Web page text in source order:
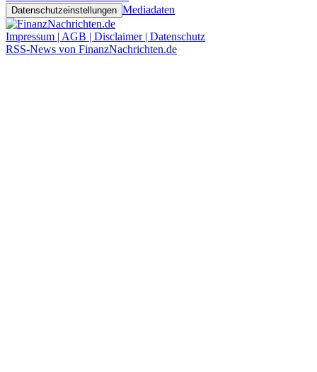
Datenschutzeinstellungen Mediadaten
Impressum | AGB | Disclaimer | Datenschutz
RSS-News von FinanzNachrichten.de